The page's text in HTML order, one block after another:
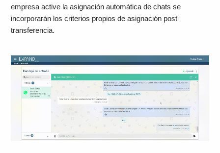
empresa active la asignación automática de chats se
incorporarán los criterios propios de asignación post
transferencia.